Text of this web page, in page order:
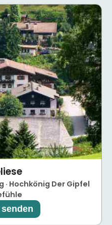
Hochkönig Der Gipfel